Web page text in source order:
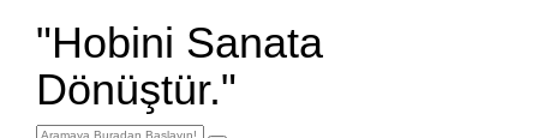
"Hobini Sanata
Dönüştür."